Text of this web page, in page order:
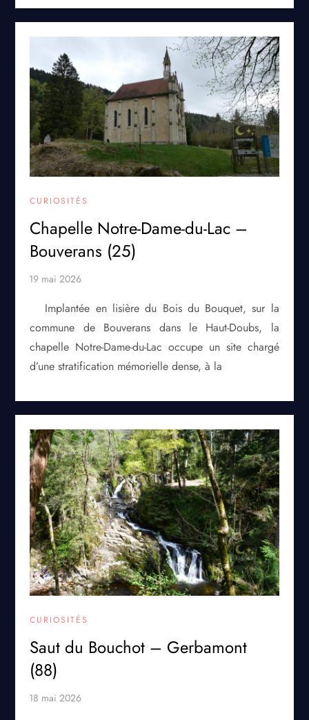
CURIOSITÉS
Chapelle Notre-Dame-du-Lac –
Bouverans (25)
Implantée en lisière du Bois du Bouquet, sur la
commune de Bouverans dans le Haut-Doubs, la
chapelle Notre-Dame-du-Lac occupe un site chargé
d’une stratification mémorielle dense, à la
CURIOSITÉS
Saut du Bouchot – Gerbamont
(88)